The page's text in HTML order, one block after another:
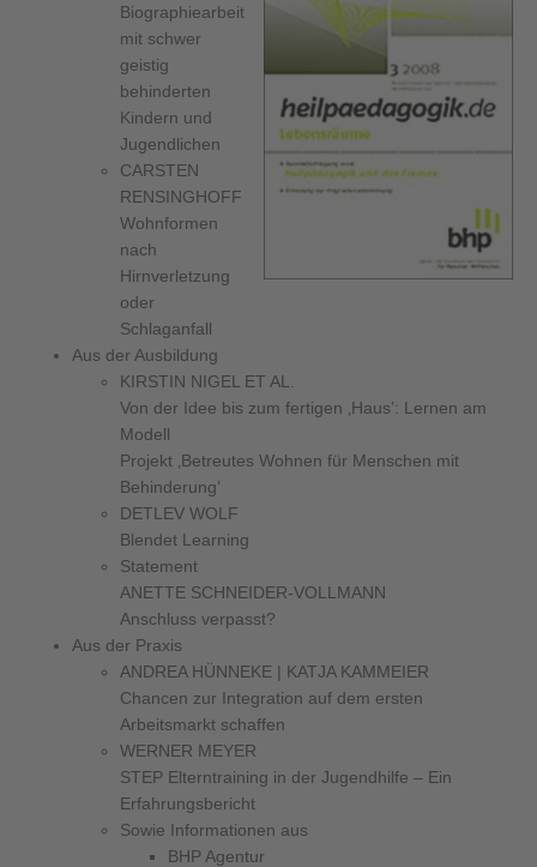
Biographiearbeit
mit schwer
geistig
behinderten
Kindern und
Jugendlichen
CARSTEN
RENSINGHOFF
Wohnformen
nach
Hirnverletzung
oder
Schlaganfall
Aus der Ausbildung
KIRSTIN NIGEL ET AL.
Von der Idee bis zum fertigen ‚Haus’: Lernen am
Modell
Projekt ‚Betreutes Wohnen für Menschen mit
Behinderung’
DETLEV WOLF
Blendet Learning
Statement
ANETTE SCHNEIDER-VOLLMANN
Anschluss verpasst?
Aus der Praxis
ANDREA HÜNNEKE | KATJA KAMMEIER
Chancen zur Integration auf dem ersten
Arbeitsmarkt schaffen
WERNER MEYER
STEP Elterntraining in der Jugendhilfe – Ein
Erfahrungsbericht
Sowie Informationen aus
BHP Agentur